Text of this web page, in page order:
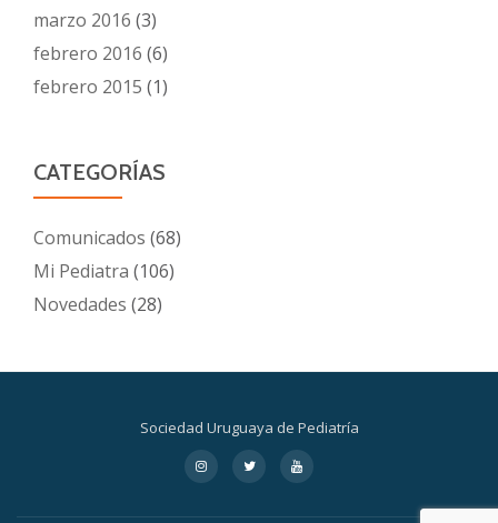
marzo 2016 (3)
febrero 2016 (6)
febrero 2015 (1)
CATEGORÍAS
Comunicados (68)
Mi Pediatra (106)
Novedades (28)
Sociedad Uruguaya de Pediatría
secundario
fa-
instagram
fa-
twitter
fa-
youtube